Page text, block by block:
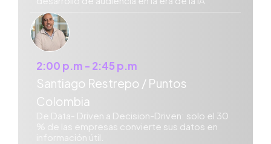
2:00 p.m - 2:45 p.m
Santiago Restrepo / Puntos
Colombia
De Data- Driven a Decision-Driven: solo el 30
% de las empresas convierte sus datos en
información útil.